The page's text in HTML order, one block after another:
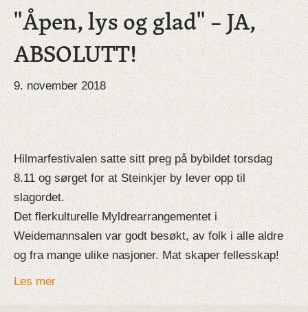
"Åpen, lys og glad" – JA,
ABSOLUTT!
9. november 2018
Hilmarfestivalen satte sitt preg på bybildet torsdag
8.11 og sørget for at Steinkjer by lever opp til
slagordet.
Det flerkulturelle Myldrearrangementet i
Weidemannsalen var godt besøkt, av folk i alle aldre
og fra mange ulike nasjoner. Mat skaper fellesskap!
Les mer